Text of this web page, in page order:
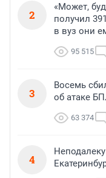
2
«Может,
получил
в вуз они
95 515
3
Восемь
об атаке
63 374
4